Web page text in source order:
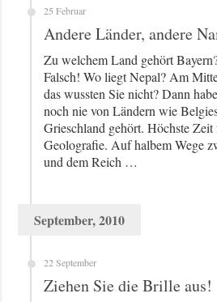
25 Februar
Andere Länder, andere
Zu welchem Land gehört
Falsch! Wo liegt Nepal? Am
das wussten Sie nicht? Dann
noch nie von Ländern wie
Grieschland gehört. Höchste
Geolografie. Auf halbem Wege
und dem Reich …
September, 2010
22 September
Ziehen Sie die Brille aus!